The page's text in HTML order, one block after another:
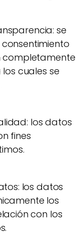
se
completamente
cuales se
los datos
fines
los datos
los
con los